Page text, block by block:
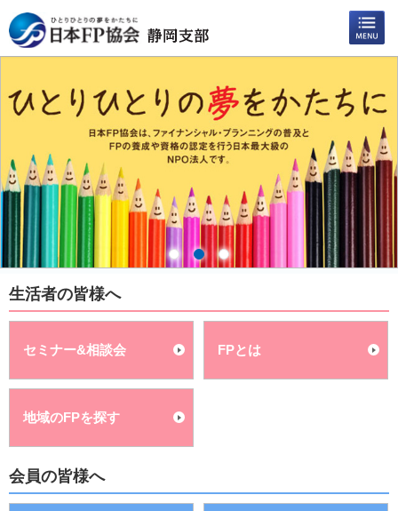
生活者の皆様へ
セミナー&相談会 FPとは
地域のFPを探す
会員の皆様へ